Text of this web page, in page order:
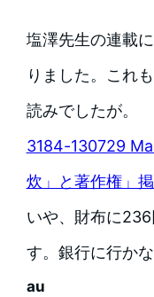
塩澤先生の連載
りました。これ
読みでしたが。
3184-130729
炊」と著作権」
いや、財布に
す。銀行に行かな
au